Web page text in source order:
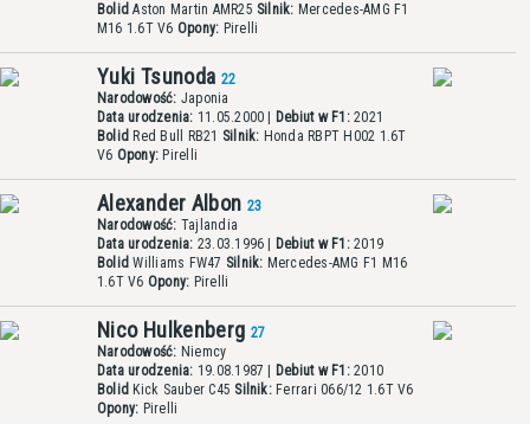
Bolid Aston Martin AMR25 Silnik: Mercedes-AMG F1
M16 1.6T V6 Opony: Pirelli
Yuki Tsunoda 22
Narodowość: Japonia
Data urodzenia: 11.05.2000 | Debiut w F1:2021
Bolid Red Bull RB21 Silnik: Honda RBPT H002 1.6T
V6 Opony: Pirelli
Alexander Albon 23
Narodowość: Tajlandia
Data urodzenia: 23.03.1996 | Debiut w F1:2019
Bolid Williams FW47 Silnik: Mercedes-AMG F1 M16
1.6T V6 Opony: Pirelli
Nico Hulkenberg 27
Narodowość: Niemcy
Data urodzenia: 19.08.1987 | Debiut w F1:2010
Bolid Kick Sauber C45 Silnik:Ferrari 066/12 1.6T V6
Opony: Pirelli